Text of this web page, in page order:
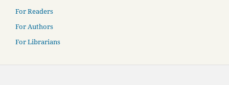
For Readers
For Authors
For Librarians